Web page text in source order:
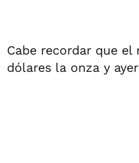
Cabe recordar que el
dólares la onza y